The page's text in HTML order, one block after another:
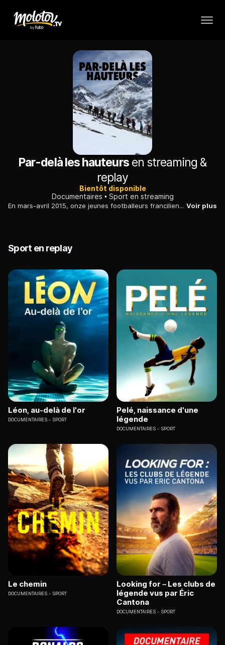
Par-delà les hauteursen streaming &
replay
Bientôt disponible
Documentaires
Sport en streaming
En mars-avril 2015, onze jeunes footballeurs franciliens s'engagent dans une aventure collective, qui va les mener jusqu'au sommet du Kala Pattar (5800 m). Voir plus
Sport en replay
Léon, au-delà de l'or
DOCUMENTAIRES SPORT
Pelé, naissance d'une
légende
DOCUMENTAIRES SPORT
Le chemin
DOCUMENTAIRES SPORT
Looking for – Les clubs de
légende vus par Éric
Cantona
DOCUMENTAIRES SPORT